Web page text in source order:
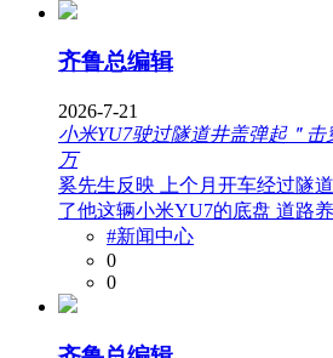
齐鲁总编辑
2026-7-21
小米YU7驶过隧道井盖弹起＂
万
奚先生反映 上个月开车经过隧
了他这辆小米YU7的底盘 道路
#新闻中心
0
0